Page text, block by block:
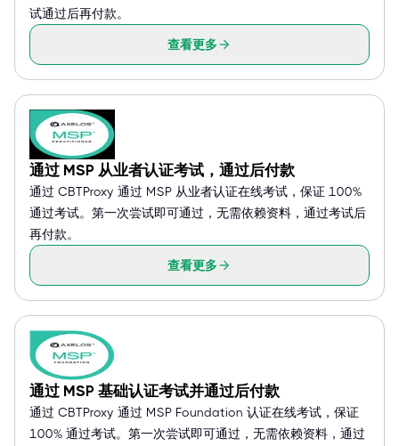
试通过后再付款。
查看更多
通过 MSP 从业者认证考试，通过后付款
通过 CBTProxy 通过 MSP 从业者认证在线考试，保证 100%
通过考试。第一次尝试即可通过，无需依赖资料，通过考试后
再付款。
查看更多
通过 MSP 基础认证考试并通过后付款
通过 CBTProxy 通过 MSP Foundation 认证在线考试，保证
100% 通过考试。第一次尝试即可通过，无需依赖资料，通过